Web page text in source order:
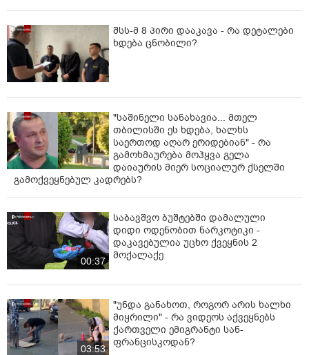
შსს-მ 8 პირი დააკავა - რა დეტალები
ხდება ცნობილი?
"საშინელი სანახავია... მთელ
თბილისში ეს ხდება, ხალხს
საერთოდ აღარ ერიდებიან" - რა
გამოხმაურება მოჰყვა გელა
დაიაურის მიერ სოციალურ ქსელში
გამოქვეყნებულ კადრებს?
00:37
საბავშვო ბუშტებში დამალული
დიდი ოდენობით ნარკოტიკი -
დაკავებულია უცხო ქვეყნის 2
მოქალაქე
03:53
"უნდა განახოთ, როგორ არის ხალხი
მიყრილი" - რა ვიდეოს აქვეყნებს
ქართველი ემიგრანტი სან-
ფრანცისკოდან?